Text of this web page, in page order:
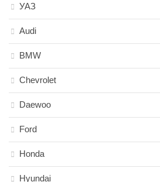
УАЗ
Audi
BMW
Chevrolet
Daewoo
Ford
Honda
Hyundai